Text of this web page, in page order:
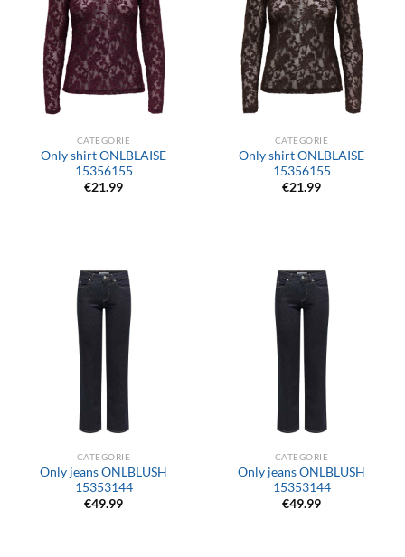
CATEGORIE
Only shirt ONLBLAISE
15356155
€21.99
CATEGORIE
Only shirt ONLBLAISE
15356155
€21.99
CATEGORIE
Only jeans ONLBLUSH
15353144
€49.99
CATEGORIE
Only jeans ONLBLUSH
15353144
€49.99